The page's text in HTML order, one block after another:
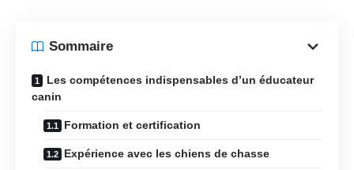
Sommaire
Les compétences indispensables d’un éducateur
canin
Formation et certification
Expérience avec les chiens de chasse